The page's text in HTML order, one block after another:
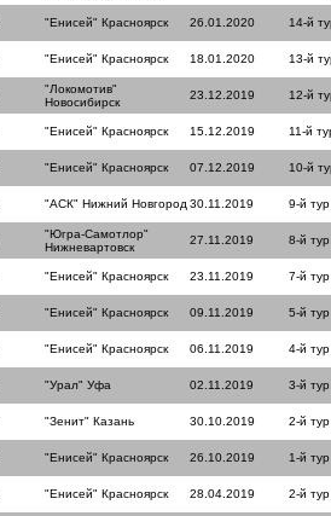
"Енисей" Красноярск 26.01.2020 14-й
"Енисей" Красноярск 18.01.2020 13-й
"Локомотив"
Новосибирск
23.12.2019 12-й
"Енисей" Красноярск 15.12.2019 11-й
"Енисей" Красноярск 07.12.2019 10-й
"АСК" Нижний Новгород 30.11.2019 9-й тур
"Югра-Самотлор"
Нижневартовск
27.11.2019 8-й тур
"Енисей" Красноярск 23.11.2019 7-й тур
"Енисей" Красноярск 09.11.2019 5-й тур
"Енисей" Красноярск 06.11.2019 4-й тур
"Урал" Уфа 02.11.2019 3-й тур
"Зенит" Казань 30.10.2019 2-й тур
"Енисей" Красноярск 26.10.2019 1-й тур
"Енисей" Красноярск 28.04.2019 2-й